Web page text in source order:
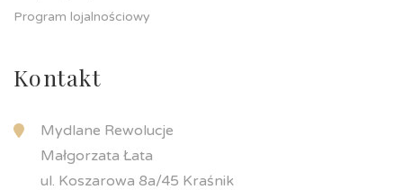
Program lojalnościowy
Kontakt
Mydlane Rewolucje
Małgorzata Łata
ul. Koszarowa 8a/45 Kraśnik